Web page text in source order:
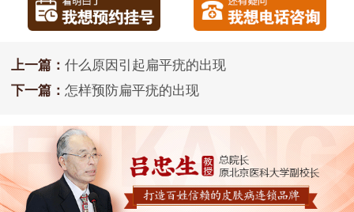
上一篇： 什么原因引起扁平疣的出现
下一篇： 怎样预防扁平疣的出现